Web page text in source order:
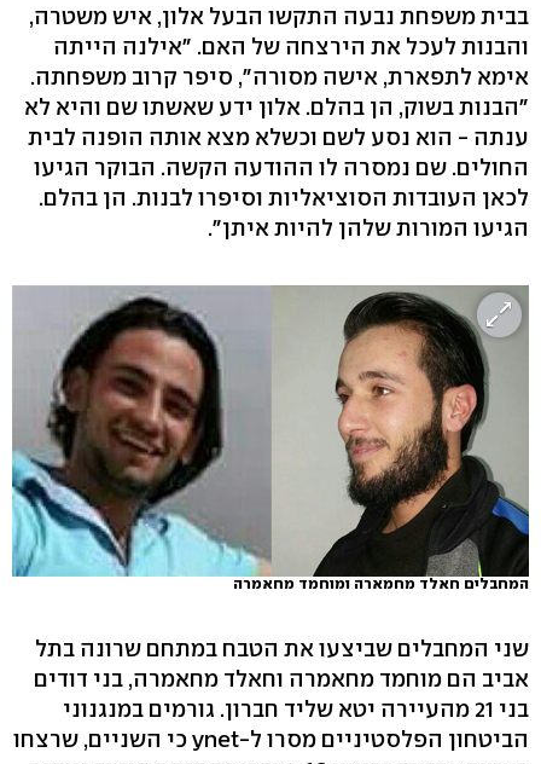
בבית משפחת נבעה התקשו הבעל אלון, איש משטרה,
והבנות לעכל את הירצחה של האם. "אילנה הייתה
אימא לתפארת, אישה מסורה", סיפר קרוב משפחתה.
"הבנות בשוק, הן בהלם. אלון ידע שאשתו שם והיא לא
ענתה - הוא נסע לשם וכשלא מצא אותה הופנה לבית
החולים. שם נמסרה לו ההודעה הקשה. הבוקר הגיעו
לכאן העובדות הסוציאליות וסיפרו לבנות. הן בהלם.
הגיעו המורות שלהן להיות איתן".
המחבלים חאלד מחמארה ומוחמד מחאמרה
שני המחבלים שביצעו את הטבח במתחם שרונה בתל
אביב הם מוחמד מחאמרה וחאלד מחאמרה, בני דודים
בני 21 מהעיירה יטא שליד חברון. גורמים במנגנוני
הביטחון הפלסטיניים מסרו ל-ynet כי השניים, שרצחו